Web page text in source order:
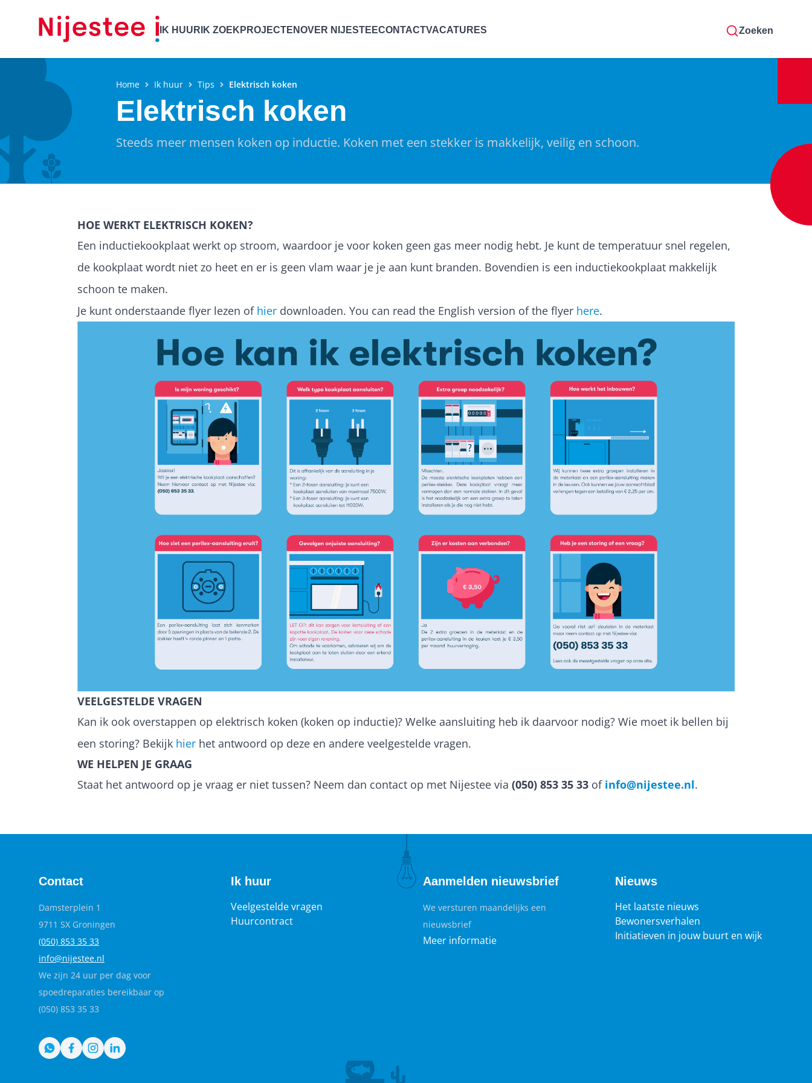
IK HUUR IK ZOEK PROJECTENOVER NIJESTEECONTACTVACATURES Zoeken
Home Ik huur Tips Elektrisch koken
Elektrisch koken
Steeds meer mensen koken op inductie. Koken met een stekker is makkelijk, veilig en schoon.
HOE WERKT ELEKTRISCH KOKEN?
Een inductiekookplaat werkt op stroom, waardoor je voor koken geen gas meer nodig hebt. Je kunt de temperatuur snel regelen,
de kookplaat wordt niet zo heet en er is geen vlam waar je je aan kunt branden. Bovendien is een inductiekookplaat makkelijk
schoon te maken.
Je kunt onderstaande flyer lezen of hier downloaden. You can read the English version of the flyer here.
VEELGESTELDE VRAGEN
Kan ik ook overstappen op elektrisch koken (koken op inductie)? Welke aansluiting heb ik daarvoor nodig? Wie moet ik bellen bij
een storing? Bekijk hier het antwoord op deze en andere veelgestelde vragen.
WE HELPEN JE GRAAG
Staat het antwoord op je vraag er niet tussen? Neem dan contact op met Nijestee via (050) 853 35 33 of info@nijestee.nl.
Contact
Damsterplein 1
9711 SX Groningen
(050) 853 35 33
info@nijestee.nl
We zijn 24 uur per dag voor
spoedreparaties bereikbaar op
(050) 853 35 33
Ik huur
Veelgestelde vragen
Huurcontract
Aanmelden nieuwsbrief
We versturen maandelijks een
nieuwsbrief
Meer informatie
Nieuws
Het laatste nieuws
Bewonersverhalen
Initiatieven in jouw buurt en wijk
WhatsApp
Facebook
Instagram
LinkedIn